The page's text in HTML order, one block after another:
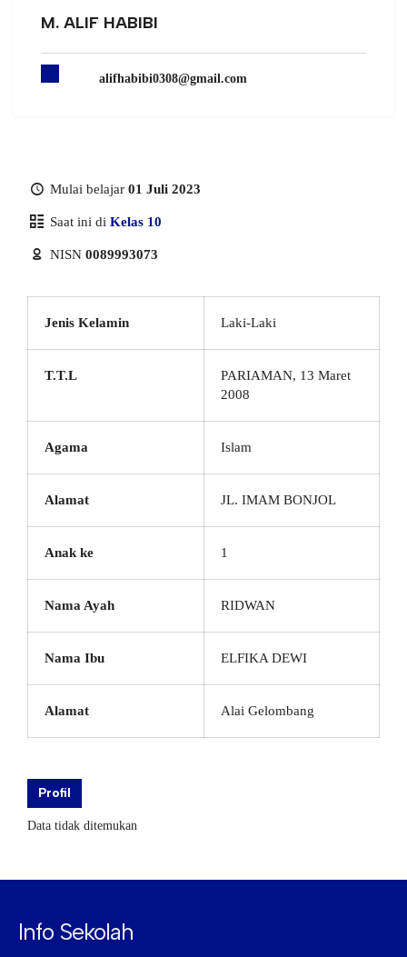
M. ALIF HABIBI
alifhabibi0308@gmail.com
Mulai belajar 01 Juli 2023
Saat ini di Kelas 10
NISN 0089993073
Jenis Kelamin Laki-Laki
T.T.L
PARIAMAN, 13 Maret
2008
Agama Islam
Alamat JL. IMAM BONJOL
Anak ke 1
Nama Ayah RIDWAN
Nama Ibu ELFIKA DEWI
Alamat Alai Gelombang
Profil
Data tidak ditemukan
Info Sekolah